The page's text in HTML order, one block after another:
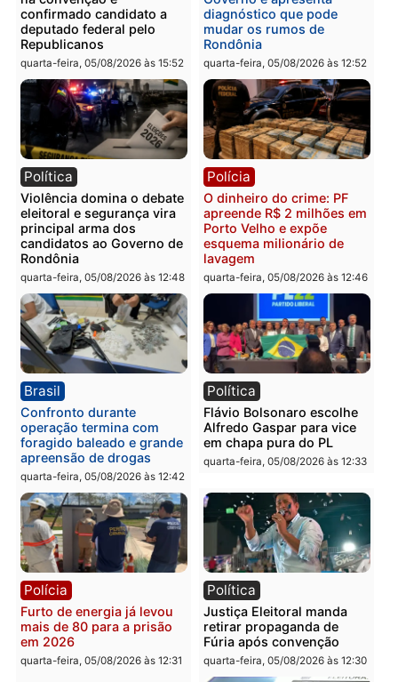
Política
Jônatas França é aprovado
na convenção e
confirmado candidato a
deputado federal pelo
Republicanos
quarta-feira, 05/08/2026 às 15:52
Brasil
TCE reúne candidatos ao
Governo e apresenta
diagnóstico que pode
mudar os rumos de
Rondônia
quarta-feira, 05/08/2026 às
Política
Violência domina o debate
eleitoral e segurança vira
principal arma dos
candidatos ao Governo de
Rondônia
quarta-feira, 05/08/2026 às 12:48
Polícia
O dinheiro do crime: PF
apreende R$ 2 milhões
Porto Velho e expõe
esquema milionário de
lavagem
quarta-feira, 05/08/2026 às
Brasil
Confronto durante
operação termina com
foragido baleado e grande
apreensão de drogas
Política
Flávio Bolsonaro escolhe
Alfredo Gaspar para vice
em chapa pura do PL
quarta-feira, 05/08/2026 às